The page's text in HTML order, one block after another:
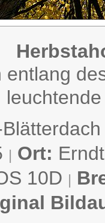
entlang
| Ort:
10D |